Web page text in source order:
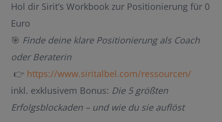
Hol dir Sirit’s Workbook zur Positionierung für 0
Euro
🎯 Finde deine klare Positionierung als Coach
oder Beraterin
👉 https://www.siritalbel.com/ressourcen/
inkl. exklusivem Bonus: Die 5 größten
Erfolgsblockaden – und wie du sie auflöst